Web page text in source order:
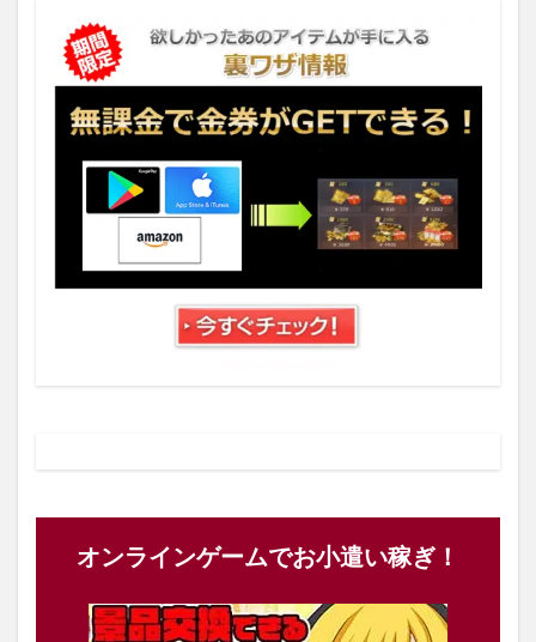
オンラインゲームでお小遣い稼ぎ！